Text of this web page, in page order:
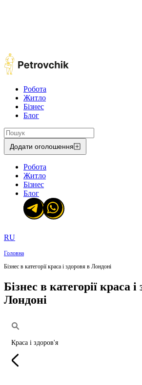
Робота
Житло
Бізнес
Блог
Додати оголошення
Робота
Житло
Бізнес
Блог
RU
Головна
Бізнес в категорії краса і здоровя в Лондоні
Бізнес в категорії краса
Лондоні
Краса і здоров'я